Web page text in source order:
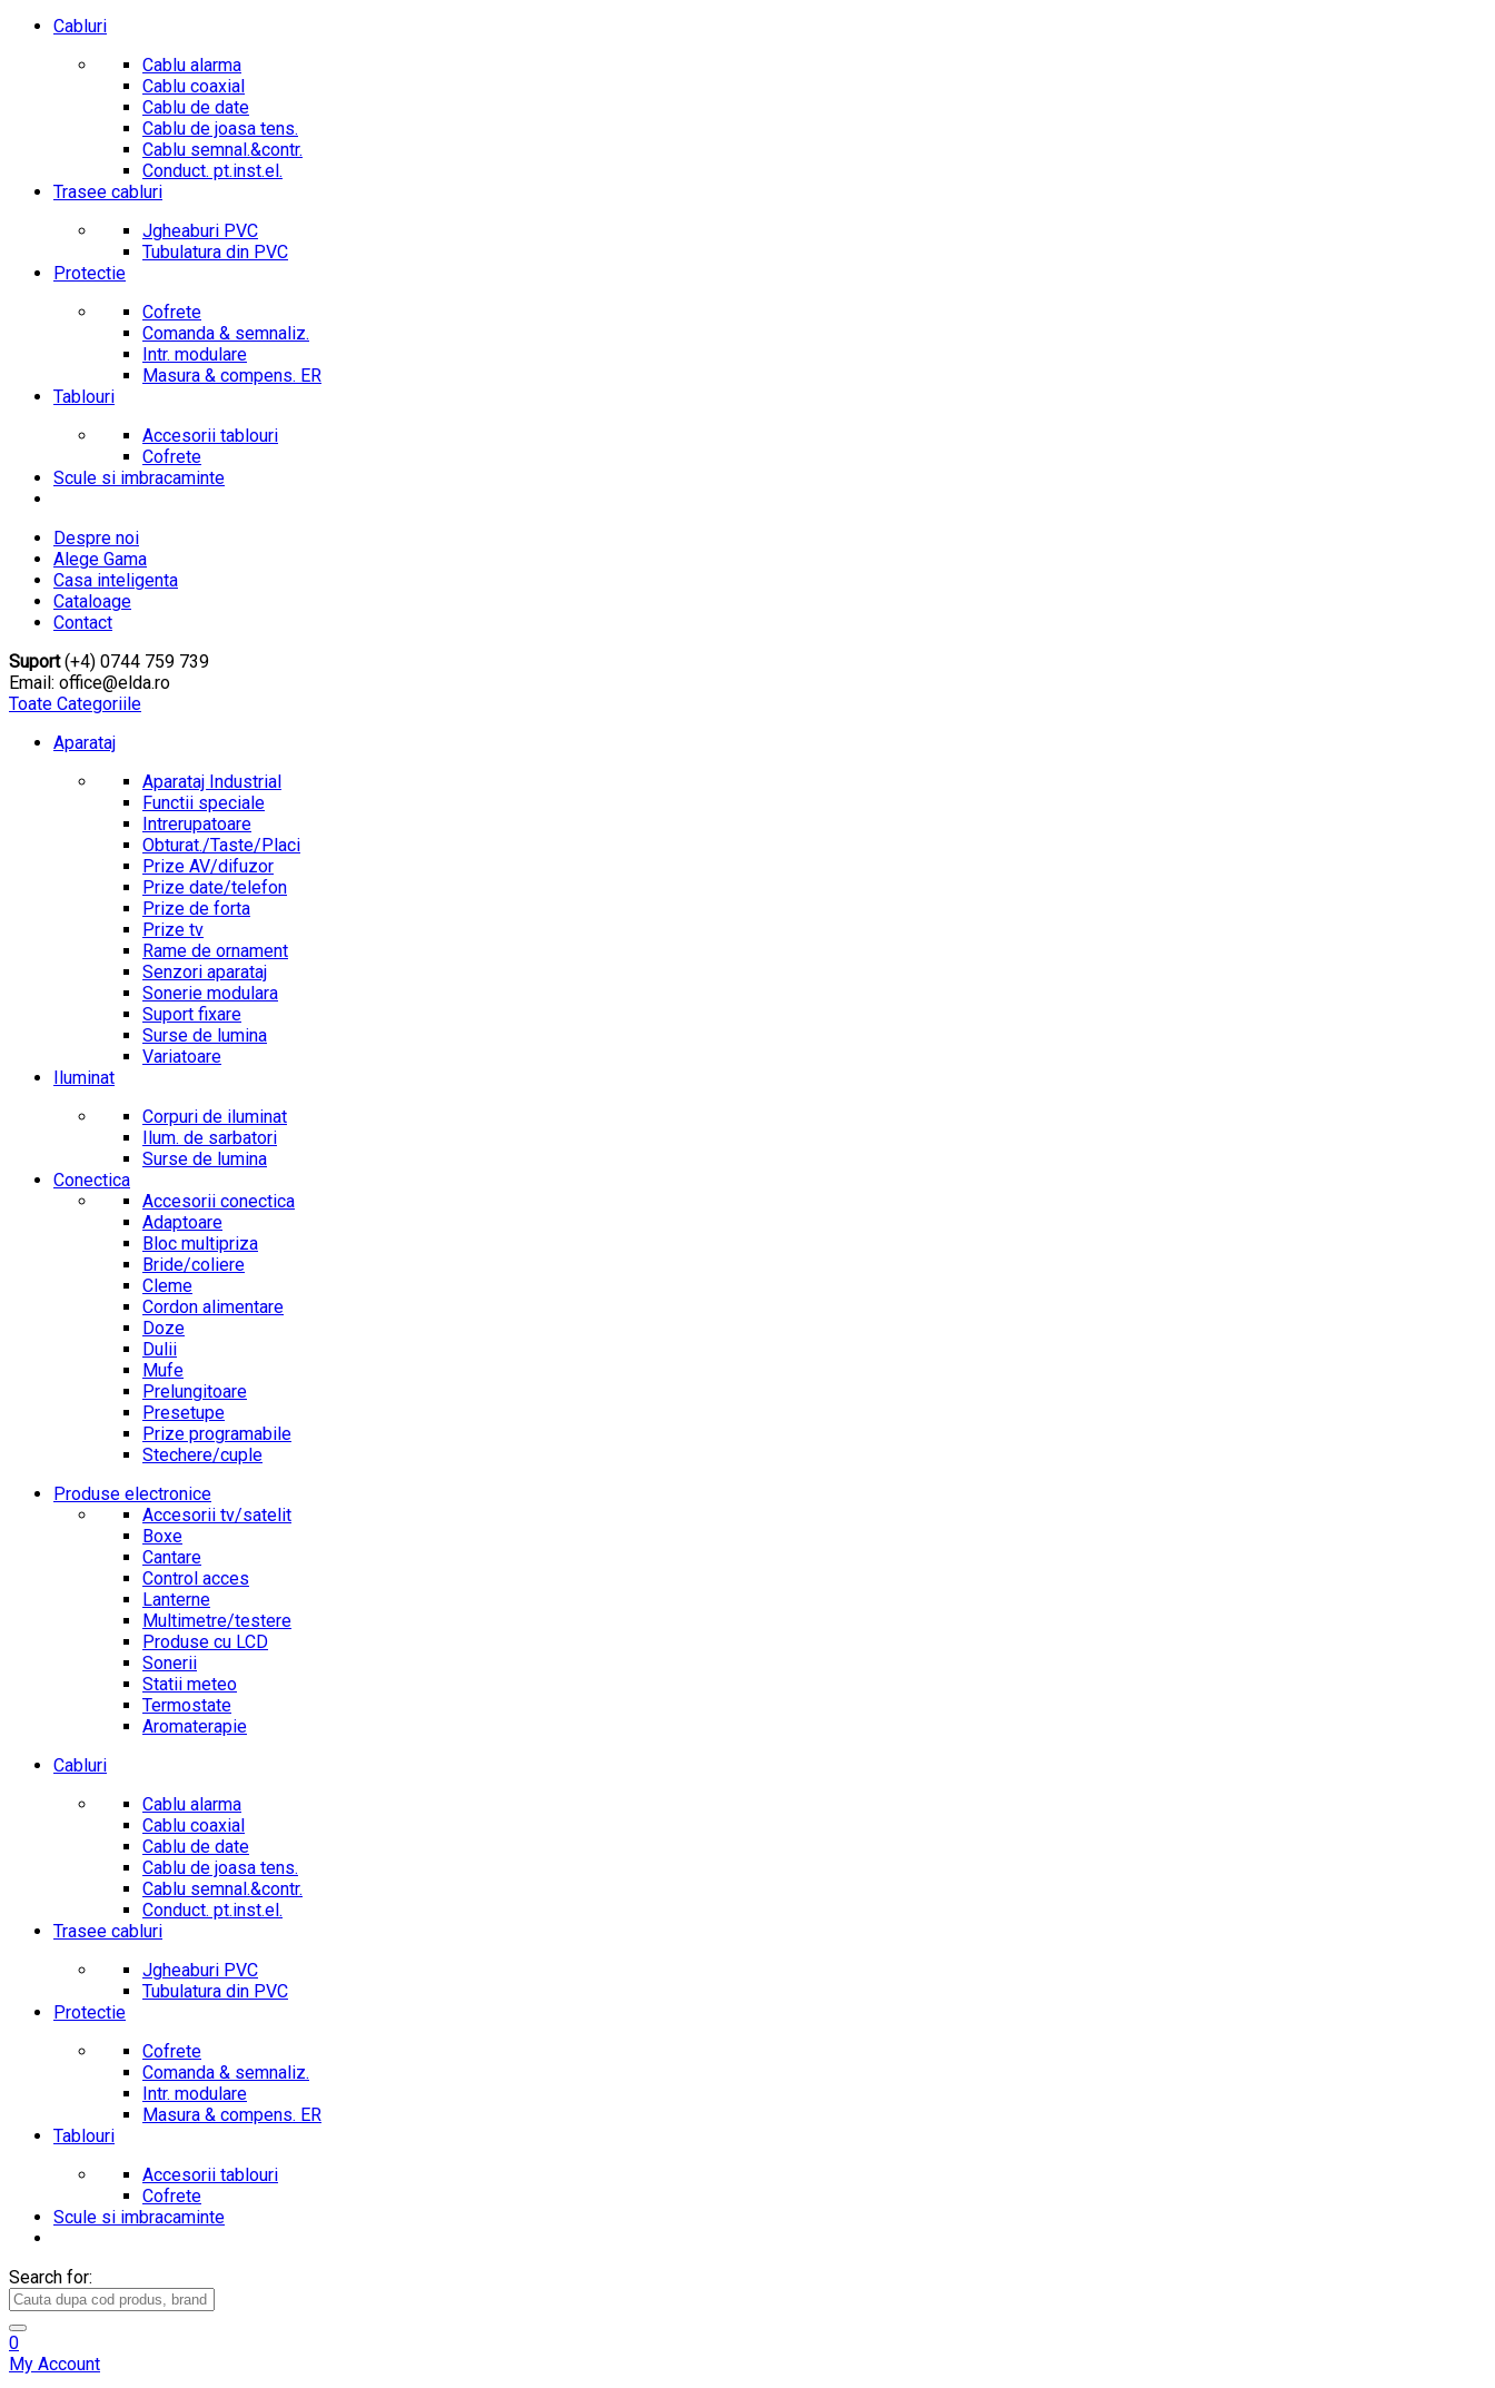
Cabluri
Cablu alarma
Cablu coaxial
Cablu de date
Cablu de joasa tens.
Cablu semnal.&contr.
Conduct. pt.inst.el.
Trasee cabluri
Jgheaburi PVC
Tubulatura din PVC
Protectie
Cofrete
Comanda & semnaliz.
Intr. modulare
Masura & compens. ER
Tablouri
Accesorii tablouri
Cofrete
Scule si imbracaminte
Despre noi
Alege Gama
Casa inteligenta
Cataloage
Contact
Suport(+4) 0744 759 739
Email: office@elda.ro
Toate Categoriile
Aparataj
Aparataj Industrial
Functii speciale
Intrerupatoare
Obturat./Taste/Placi
Prize AV/difuzor
Prize date/telefon
Prize de forta
Prize tv
Rame de ornament
Senzori aparataj
Sonerie modulara
Suport fixare
Surse de lumina
Variatoare
Iluminat
Corpuri de iluminat
Ilum. de sarbatori
Surse de lumina
Conectica
Accesorii conectica
Adaptoare
Bloc multipriza
Bride/coliere
Cleme
Cordon alimentare
Doze
Dulii
Mufe
Prelungitoare
Presetupe
Prize programabile
Stechere/cuple
Produse electronice
Accesorii tv/satelit
Boxe
Cantare
Control acces
Lanterne
Multimetre/testere
Produse cu LCD
Sonerii
Statii meteo
Termostate
Aromaterapie
Cabluri
Cablu alarma
Cablu coaxial
Cablu de date
Cablu de joasa tens.
Cablu semnal.&contr.
Conduct. pt.inst.el.
Trasee cabluri
Jgheaburi PVC
Tubulatura din PVC
Protectie
Cofrete
Comanda & semnaliz.
Intr. modulare
Masura & compens. ER
Tablouri
Accesorii tablouri
Cofrete
Scule si imbracaminte
Search for:
0
My Account